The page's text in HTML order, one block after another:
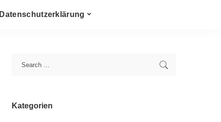
Datenschutzerklärung
Kategorien